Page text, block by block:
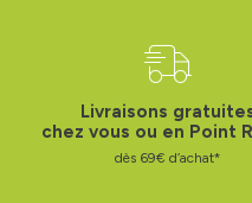
Livraisons
chez vous ou en Point
dès 69€ d’achat*